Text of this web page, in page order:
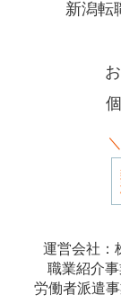
新潟転
運営会社：
職業紹介
労働者派遣